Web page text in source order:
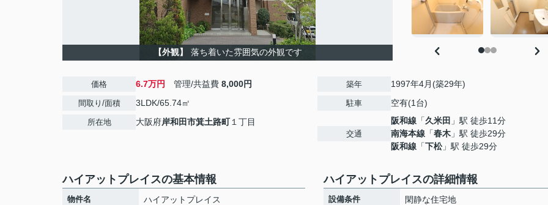
【外観】 落ち着いた雰囲気の外観です
価格 6.7万円 管理/共益費 8,000円
間取り/面積 3LDK/65.74㎡
所在地 大阪府岸和田市箕土路町１丁目
築年 1997年4月(築29年)
駐車 空有(1台)
交通
阪和線 「久米田 」駅 徒歩11分
南海本線 「春木 」駅 徒歩29分
阪和線 「下松」駅 徒歩29分
ハイアットプレイスの基本情報
物件名 ハイアットプレイス
ハイアットプレイスの詳細情報
設備条件
閑静な住宅地